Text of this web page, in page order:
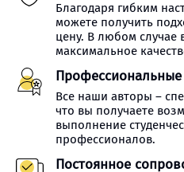
Благодаря гибким
можете получить
цену. В любом случае
максимальное
Все наши авторы –
что вы получаете
выполнение
профессионалов.
Постоянное